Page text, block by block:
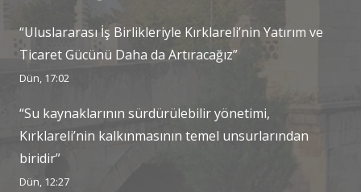
“Uluslararası İş Birlikleriyle Kırklareli’nin Yatırım ve
Ticaret Gücünü Daha da Artıracağız”
Dün, 17:02
“Su kaynaklarının sürdürülebilir yönetimi,
Kırklareli’nin kalkınmasının temel unsurlarından
biridir”
Dün, 12:27